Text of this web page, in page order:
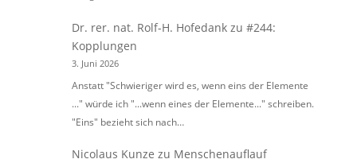
Dr. rer. nat. Rolf-H. Hofedank zu#244:
Kopplungen
3. Juni 2026
Anstatt "Schwieriger wird es, wenn eins der Elemente
..." würde ich "...wenn eines der Elemente..." schreiben.
"Eins" bezieht sich nach…
Nicolaus Kunze zu Menschenauflauf